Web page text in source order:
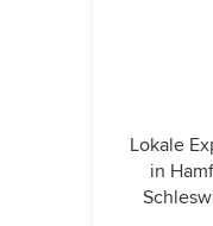
Lokale
in